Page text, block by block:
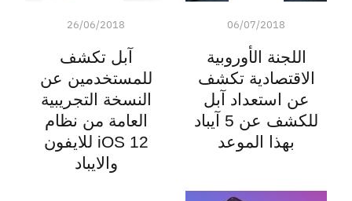
06/07/2018
اللجنة الأوروبية
الاقتصادية تكشف
عن استعداد آبل
للكشف عن 5 آيباد
بهذا الموعد
26/06/2018
آبل تكشف
للمستخدمين عن
النسخة التجريبية
العامة من نظام
iOS 12 للايفون
والايباد